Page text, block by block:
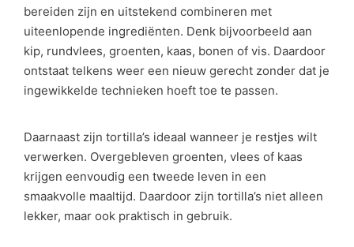
bereiden zijn en uitstekend combineren met
uiteenlopende ingrediënten. Denk bijvoorbeeld aan
kip, rundvlees, groenten, kaas, bonen of vis. Daardoor
ontstaat telkens weer een nieuw gerecht zonder dat je
ingewikkelde technieken hoeft toe te passen.
Daarnaast zijn tortilla’s ideaal wanneer je restjes wilt
verwerken. Overgebleven groenten, vlees of kaas
krijgen eenvoudig een tweede leven in een
smaakvolle maaltijd. Daardoor zijn tortilla’s niet alleen
lekker, maar ook praktisch in gebruik.